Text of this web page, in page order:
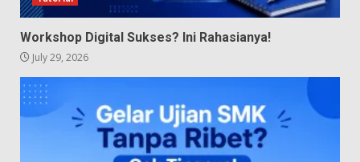
Workshop Digital Sukses? Ini Rahasianya!
July 29, 2026